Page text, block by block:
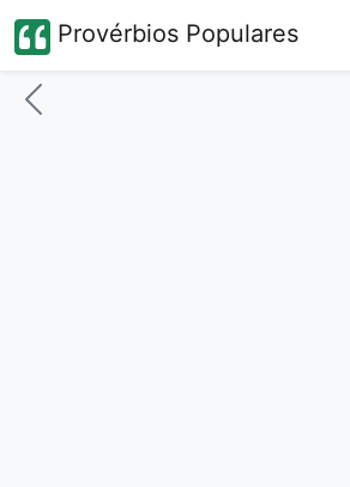
Provérbios Populares